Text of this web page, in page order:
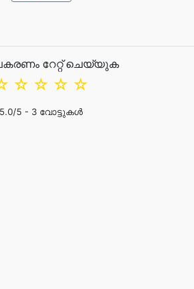
റേറ്റ് ചെയ്യുക
☆
☆
☆
☆
5.0/5 - 3 വോട്ടുകൾ